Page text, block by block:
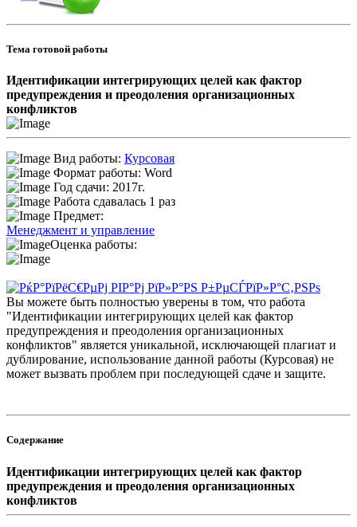
Тема готовой работы
Идентификации интегрирующих целей как фактор
предупреждения и преодоления организационных
конфликтов
Вид работы: Курсовая
Формат работы: Word
Год сдачи: 2017г.
Работа сдавалась 1 раз
Предмет:
Менеджмент и управление
Оценка работы:
Вы можете быть полностью уверены в том, что работа
"Идентификации интегрирующих целей как фактор
предупреждения и преодоления организационных
конфликтов" является уникальной, исключающей плагиат и
дублирование, использование данной работы (Курсовая) не
может вызвать проблем при последующей сдаче и защите.
Содержание
Идентификации интегрирующих целей как фактор
предупреждения и преодоления организационных
конфликтов